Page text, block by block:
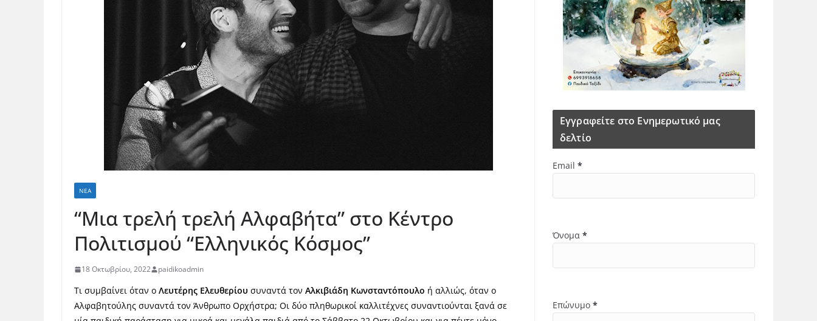
ΝΈΑ
“Μια τρελή τρελή Αλφαβήτα” στο Κέντρο
Πολιτισμού “Ελληνικός Κόσμος”
18 Οκτωβρίου, 2022 paidikoadmin
Τι συμβαίνει όταν ο Λευτέρης Ελευθερίου συναντά τον Αλκιβιάδη Κωνσταντόπουλο ή αλλιώς, όταν ο
Αλφαβητούλης συναντά τον Άνθρωπο Ορχήστρα; Οι δύο πληθωρικοί καλλιτέχνες συναντιούνται ξανά σε
Εγγραφείτε στο Ενημερωτικό μας
δελτίο
Email *
Όνομα *
Επώνυμο *